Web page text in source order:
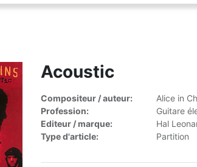
Acoustic
Compositeur / auteur:
Alice in
Profession:
Guitare
Editeur / marque:
Hal
Type d'article:
Partition